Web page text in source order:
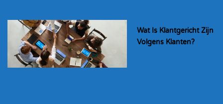
Wat Is Klantgericht Zijn
Volgens Klanten?